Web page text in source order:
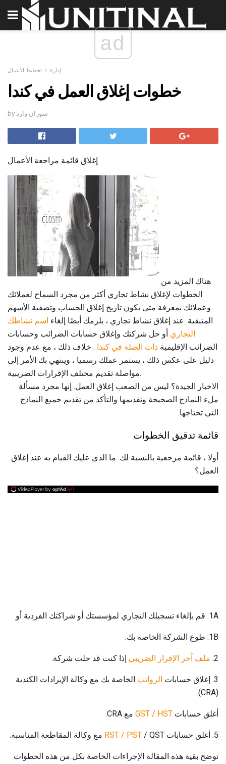
ad
إدارة تخطيط الأعمال
خطوات إغلاق العمل في كندا
by سوزان وارد
إغلاق قائمة مراجعة الأعمال
الخطوات لإغلاق نشاط تجاري أكثر من مجرد السماح لعملائك
وعملائك بمعرفة متى يكون تاريخ إغلاق الحساب وتصفية الأسهم
المتبقية. عند إغلاق نشاط تجاري ، يلزمك أيضًا إلغاء اسم نشاطك
التجاري أو حل شركتك وإغلاق حسابات الضرائب وحسابات
الضرائب الإقليمية ذات الصلة في كندا . خلاف ذلك ، مع عدم وجود
دليل على عكس ذلك ، يستمر عملك رسميا ، وينتهي بك الأمر إلى
مواصلة تقديم مختلف الإقرارات الضريبية.
الاخبار الجيدة؟ ليس من الصعب إغلاق العمل. إنها مجرد مسألة
ملء النماذج الصحيحة وتقديمها والتأكد من تقديم جميع النماذج
التي تحتاجها.
قائمة تدقيق الخطوات
أولا ، قائمة مرجعية بالنسبة لك. ما الذي عليك القيام به عند إغلاق
العمل؟
1A. قم بإلغاء تسجيلك التجاري لمؤسستك أو شراكتك الفردية أو
1B. طوع الشركة الخاصة بك.
2. ملف آخر الإقرار الضريبي إذا كنت قد حلت شركة.
3. إغلاق حسابات الرواتب الخاصة بك مع وكالة الإيرادات الكندية
(CRA).
أغلق حسابات GST / HST مع CRA.
5. أغلق حسابات RST / PST / QST مع وكالة المقاطعة المناسبة.
توضح بقية هذه المقالة الإجراءات الخاصة بكل من هذه الخطوات